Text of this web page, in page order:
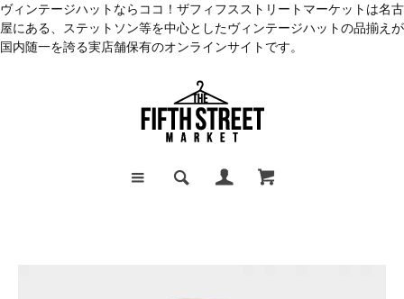
ヴィンテージハットならココ！ザフィフスストリートマーケットは名古
屋にある、ステットソン等を中心としたヴィンテージハットの品揃えが
国内随一を誇る実店舗保有のオンラインサイトです。